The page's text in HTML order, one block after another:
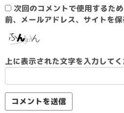
次回のコメントで使用するた
前、メールアドレス、サイトを保
上に表示された文字を入力してく